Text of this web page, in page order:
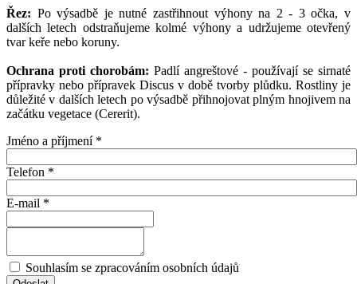
Řez: Po výsadbě je nutné zastřihnout výhony na 2 - 3 očka, v
dalších letech odstraňujeme kolmé výhony a udržujeme otevřený
tvar keře nebo koruny.
Ochrana proti chorobám: Padlí angreštové - používají se sirnaté
přípravky nebo přípravek Discus v době tvorby plůdku. Rostliny je
důležité v dalších letech po výsadbě přihnojovat plným hnojivem na
začátku vegetace (Cererit).
Jméno a příjmení *
Telefon *
E-mail *
Souhlasím se zpracováním osobních údajů